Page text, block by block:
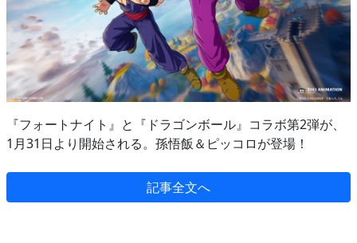
『フォートナイト』と『ドラゴンボール』コラボ第2弾が、
1月31日より開始される。孫悟飯＆ピッコロが登場！
記事全文へ